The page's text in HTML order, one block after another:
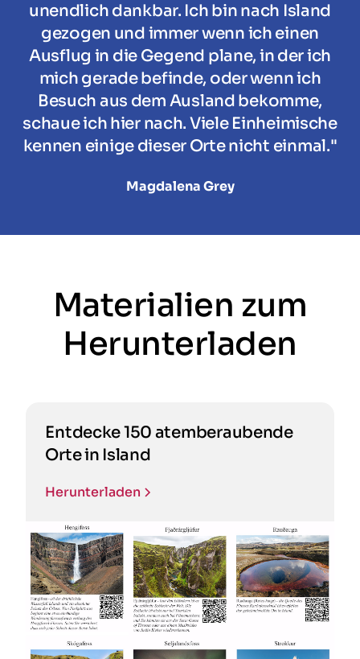
unendlich dankbar. Ich bin nach Island
gezogen und immer wenn ich einen
Ausflug in die Gegend plane, in der ich
mich gerade befinde, oder wenn ich
Besuch aus dem Ausland bekomme,
schaue ich hier nach. Viele Einheimische
kennen einige dieser Orte nicht einmal."
Magdalena Grey
Materialien zum
Herunterladen
Entdecke 150 atemberaubende
Orte in Island
Herunterladen